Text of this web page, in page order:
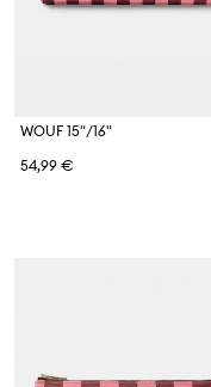
WOUF 15"/16"
54,99 €